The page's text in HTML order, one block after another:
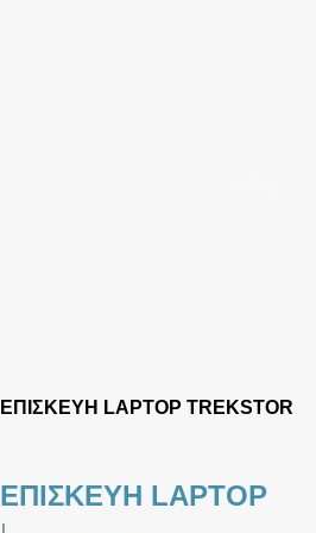
ΕΠΙΣΚΕΥΗ LAPTOP TREKSTOR
ΕΠΙΣΚΕΥΗ LAPTOP